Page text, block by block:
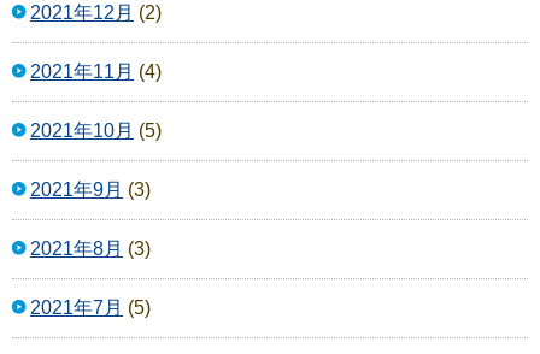
2021年12月 (2)
2021年11月 (4)
2021年10月 (5)
2021年9月 (3)
2021年8月 (3)
2021年7月 (5)